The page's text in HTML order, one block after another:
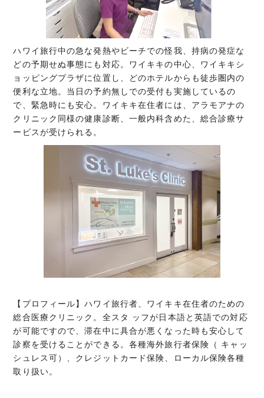
ハワイ旅行中の急な発熱やビーチでの怪我、持病の発症な
どの予期せぬ事態にも対応。ワイキキの中心、ワイキキシ
ョッピングプラザに位置し、どのホテルからも徒歩圏内の
便利な立地。当日の予約無しでの受付も実施しているの
で、緊急時にも安心。ワイキキ在住者には、アラモアナの
クリニック同様の健康診断、一般内科含めた、総合診療サ
ービスが受けられる。
【プロフィール】ハワイ旅行者、ワイキキ在住者のための
総合医療クリニック。全スタ ッフが日本語と英語での対応
が可能ですので、滞在中に具合が悪くなった時も安心して
診察を受けることができる。各種海外旅行者保険（ キャッ
シュレス可）、クレジットカード保険、ローカル保険各種
取り扱い。